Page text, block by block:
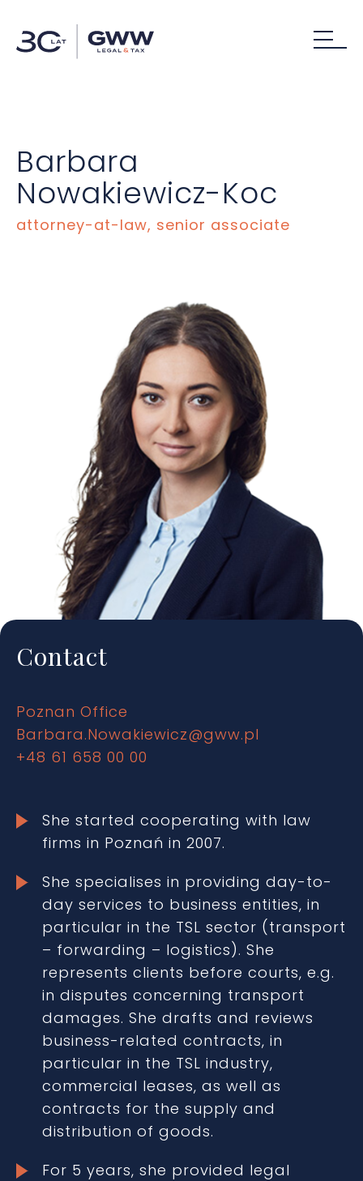
Barbara
Nowakiewicz-Koc
attorney-at-law, senior associate
Contact
Poznan Office
Barbara.Nowakiewicz@gww.pl
+48 61 658 00 00
She started cooperating with law
firms in Poznań in 2007.
She specialises in providing day-to-
day services to business entities, in
particular in the TSL sector (transport
– forwarding – logistics). She
represents clients before courts, e.g.
in disputes concerning transport
damages. She drafts and reviews
business-related contracts, in
particular in the TSL industry,
commercial leases, as well as
contracts for the supply and
distribution of goods.
For 5 years, she provided legal